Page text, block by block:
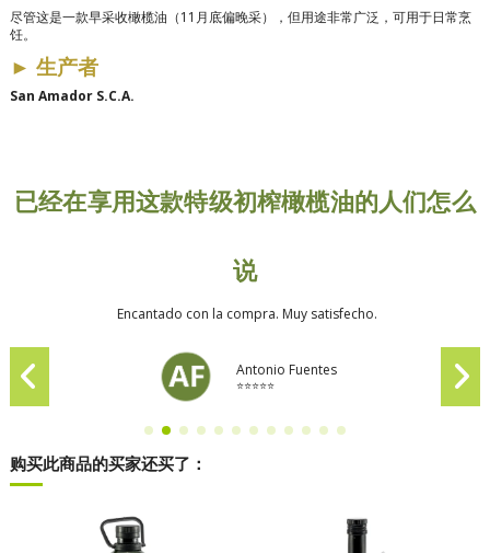
尽管这是一款早采收橄榄油（11月底偏晚采），但用途非常广泛，可用于日常烹
饪。
► 生产者
San Amador S.C.A.
已经在享用这款特级初榨橄榄油的人们怎么
说
Encantado con la compra. Muy satisfecho.
Antonio Fuentes
⭐⭐⭐⭐⭐
购买此商品的买家还买了：